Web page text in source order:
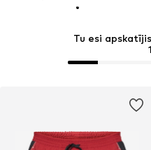
Tu esi